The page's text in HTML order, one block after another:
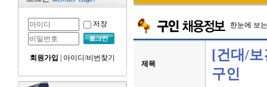
저장
회원가입 아이디/비번찾기
한눈에 보
제목
[건대/보
구인